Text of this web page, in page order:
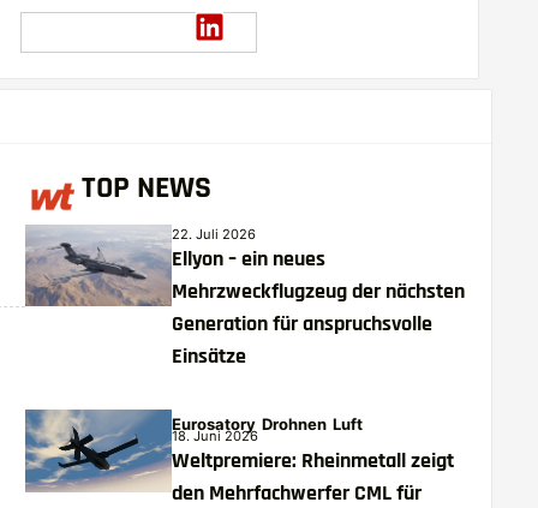
TOP NEWS
22. Juli 2026
Ellyon – ein neues
Mehrzweckflugzeug der nächsten
Generation für anspruchsvolle
Einsätze
Eurosatory Drohnen Luft
18. Juni 2026
Weltpremiere: Rheinmetall zeigt
den Mehrfachwerfer CML für